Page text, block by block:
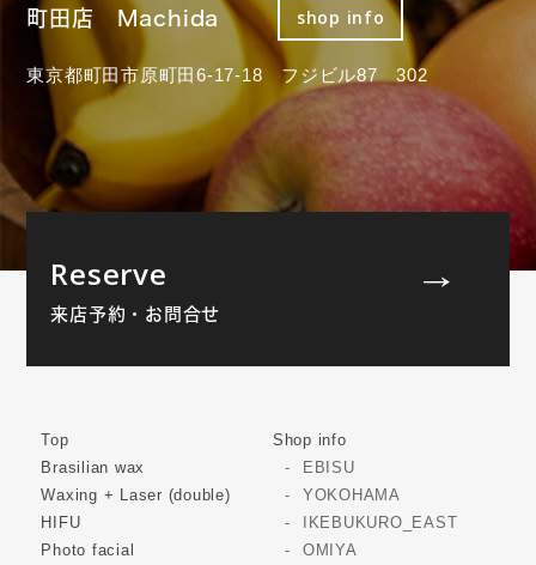
町田店 Machida shop info
東京都町田市原町田6-17-18 フジビル87 302
Reserve
来店予約・お問合せ
Top
Brasilian wax
Waxing + Laser (double)
HIFU
Photo facial
Shop info
EBISU
YOKOHAMA
IKEBUKURO_EAST
OMIYA